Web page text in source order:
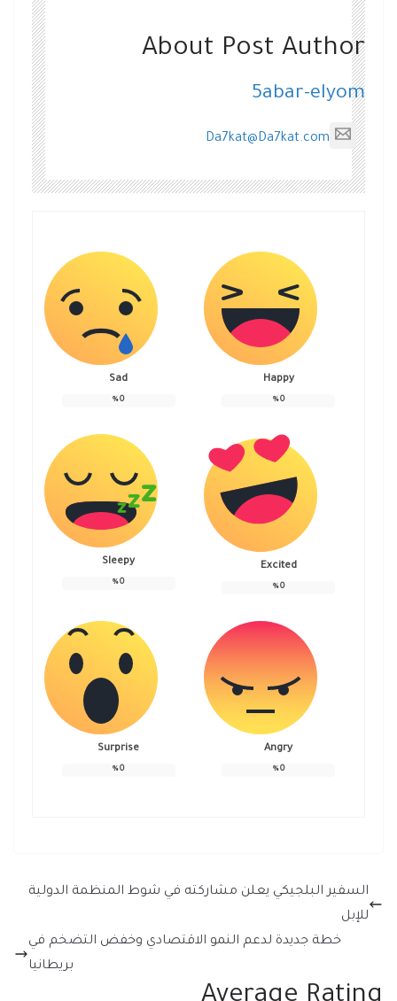
About Post Author
5abar-elyom
Da7kat@Da7kat.com
Happy
0
%
Sad
0
%
Excited
0
%
Sleepy
0
%
Angry
0
%
Surprise
0
%
السفير البلجيكي يعلن مشاركته في شوط المنظمة الدولية
للإبل
خطة جديدة لدعم النمو الاقتصادي وخفض التضخم في
بريطانيا